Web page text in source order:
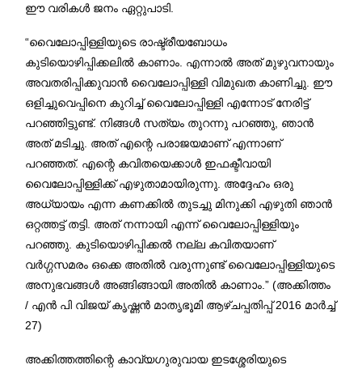
ഈ വരികൾ ജനം ഏറ്റുപാടി.
“വൈലോപ്പിള്ളിയുടെ രാഷ്ട്രീയബോധം
കുടിയൊഴിപ്പിക്കലിൽ കാണാം. എന്നാൽ അത് മുഴുവനായും
അവതരിപ്പിക്കുവാൻ വൈലോപ്പിള്ളി വിമുഖത കാണിച്ചു. ഈ
ഒളിച്ചുവെപ്പിനെ കുറിച്ച് വൈലോപ്പിള്ളി എന്നോട് നേരിട്ട്
പറഞ്ഞിട്ടുണ്ട്. നിങ്ങൾ സത്യം തുറന്നു പറഞ്ഞു, ഞാൻ
അത് മടിച്ചു. അത് എന്റെ പരാജയമാണ് എന്നാണ്
പറഞ്ഞത്. എന്റെ കവിതയെക്കാൾ ഇഫക്ടീവായി
വൈലോപ്പിള്ളിക്ക് എഴുതാമായിരുന്നു. അദ്ദേഹം ഒരു
അധ്യായം എന്ന കണക്കിൽ തുടച്ചു മിനുക്കി എഴുതി ഞാൻ
ഒറ്റത്തട്ട് തട്ടി. അത് നന്നായി എന്ന് വൈലോപ്പിള്ളിയും
പറഞ്ഞു. കുടിയൊഴിപ്പിക്കൽ നല്ല കവിതയാണ്
വർഗ്ഗസമരം ഒക്കെ അതിൽ വരുന്നുണ്ട് വൈലോപ്പിള്ളിയുടെ
അനുഭവങ്ങൾ അങ്ങിങ്ങായി അതിൽ കാണാം.” (അക്കിത്തം
/ എൻ പി വിജയ് കൃഷ്ണൻ മാതൃഭൂമി ആഴ്ചപ്പതിപ്പ് 2016 മാർച്ച്
27)
അക്കിത്തത്തിന്റെ കാവ്യഗുരുവായ ഇടശ്ശേരിയുടെ